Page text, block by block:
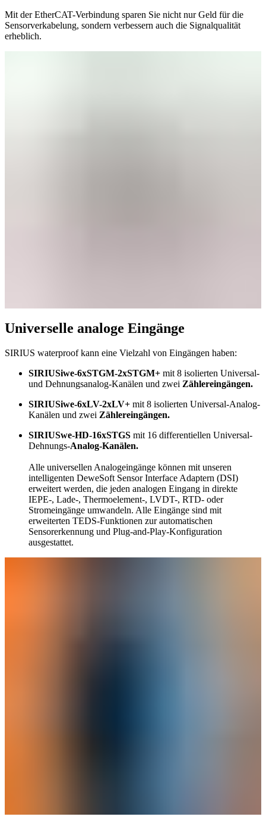
Mit der EtherCAT-Verbindung sparen Sie nicht nur Geld für die
Sensorverkabelung, sondern verbessern auch die Signalqualität
erheblich.
Universelle analoge Eingänge
SIRIUS waterproof kann eine Vielzahl von Eingängen haben:
SIRIUSiwe-6xSTGM-2xSTGM+ mit 8 isolierten Universal-
und Dehnungsanalog-Kanälen und zwei Zählereingängen.
SIRIUSiwe-6xLV-2xLV+ mit 8 isolierten Universal-Analog-
Kanälen und zwei Zählereingängen.
SIRIUSwe-HD-16xSTGS mit 16 differentiellen Universal-
Dehnungs-Analog-Kanälen.
Alle universellen Analogeingänge können mit unseren
intelligenten DeweSoft Sensor Interface Adaptern (DSI)
erweitert werden, die jeden analogen Eingang in direkte
IEPE-, Lade-, Thermoelement-, LVDT-, RTD- oder
Stromeingänge umwandeln. Alle Eingänge sind mit
erweiterten TEDS-Funktionen zur automatischen
Sensorerkennung und Plug-and-Play-Konfiguration
ausgestattet.